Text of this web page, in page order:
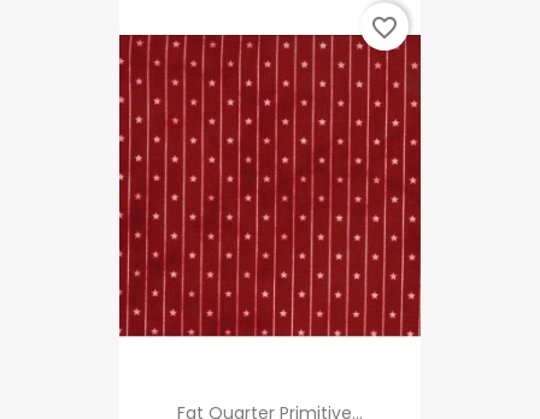
Fat Quarter Primitive...
favorite_border